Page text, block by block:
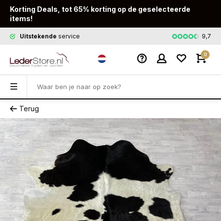
Korting Deals, tot 65% korting op de geselecteerde
items!
Uitstekende service Snelle9,7
0
Terug